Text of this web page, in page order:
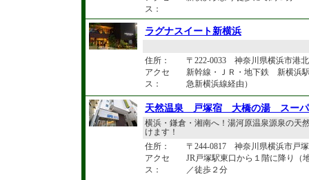
ス：
ラグナスイート新横浜
住所：
〒222-0033 神奈川県横浜市港
アクセ
ス：
新幹線・ＪＲ・地下鉄 新横浜
急新横浜線経由）
天然温泉 戸塚宿 大橋の湯 スーパ
横浜・鎌倉・湘南へ！湯河原温泉源泉の天
けます！
住所：
〒244-0817 神奈川県横浜市戸
アクセ
ス：
JR戸塚駅東口から１階に降り（
／徒歩２分